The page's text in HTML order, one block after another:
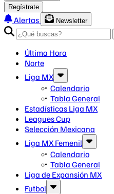
Regístrate
Alertas
Newsletter
Última Hora
Norte
Liga MX
Calendario
Tabla General
Estadísticas Liga MX
Leagues Cup
Selección Mexicana
Liga MX Femenil
Calendario
Tabla General
Liga de Expansión MX
Futbol